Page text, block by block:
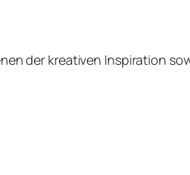
der kreativen Inspiration